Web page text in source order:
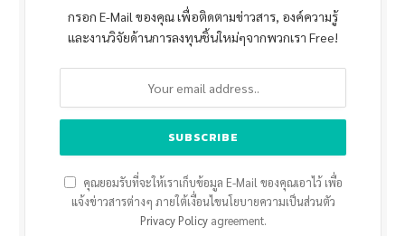
กรอก E-Mail ของคุณ เพื่อติดตามข่าวสาร, องค์ความรู้
และงานวิจัยด้านการลงทุนชิ้นใหม่ๆจากพวกเรา Free!
คุณยอมรับที่จะให้เราเก็บข้อมูล E-Mail ของคุณเอาไว้ เพื่อ
แจ้งข่าวสารต่างๆ ภายใต้เงื่อนไขนโยบายความเป็นส่วนตัว
Privacy Policyagreement.